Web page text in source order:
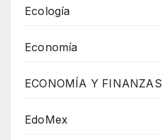
Ecología
Economía
ECONOMÍA Y FINANZAS
EdoMex